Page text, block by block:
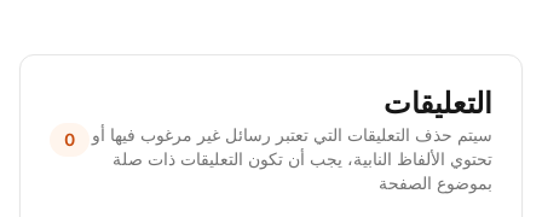
التعليقات
سيتم حذف التعليقات التي تعتبر رسائل غير مرغوب فيها أو
تحتوي الألفاظ النابية، يجب أن تكون التعليقات ذات صلة
بموضوع الصفحة
0